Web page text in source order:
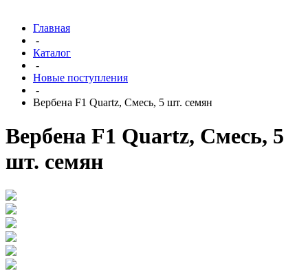
Главная
-
Каталог
-
Новые поступления
-
Вербена F1 Quartz, Смесь, 5 шт. семян
Вербена F1 Quartz, Смесь, 5
шт. семян